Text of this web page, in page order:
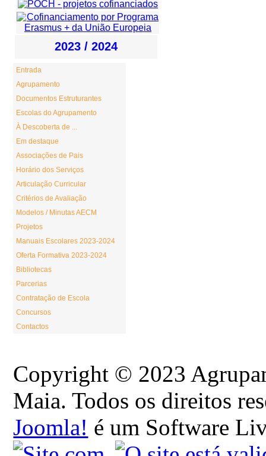
Entrada
Agrupamento
Documentos Estruturantes
Escolas do Agrupamento
À Descoberta de ...
Em destaque
Associações de Pais
Horário dos Serviços
Articulação Curricular
Critérios de Avaliação
Modelos / Minutas AECM
Projetos
Manuais Escolares 2023-2024
Oferta Formativa 2023-2024
Bibliotecas
Parcerias
Contratação de Escola
Concursos
Contactos
Copyright © 2023
Maia. Todos os direitos
Joomla! é um Software